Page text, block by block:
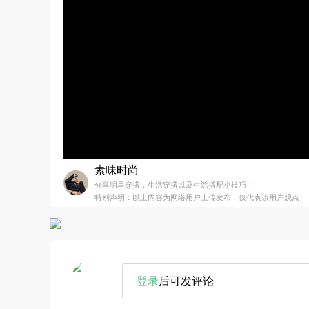
素味时尚
分享明星穿搭，生活穿搭以及生活搭配小技巧！
特别声明：以上内容为网络用户上传发布，仅代表该用户观点
登录后可发评论